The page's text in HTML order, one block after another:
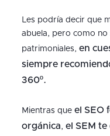
Les podría decir que
abuela, pero como no
patrimoniales, en
siempre
360º.
Mientras que el SEO
orgánica, el SEM